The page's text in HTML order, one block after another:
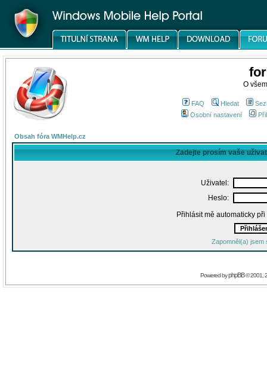
O
FAQ Hledat
Osobní nastavení
Obsah fóra WMHelp.cz
Zadejte prosím vaše
Uživatel:
Heslo:
Přihlásit mě automaticky
Zapomněl(a) jsem
Powered byphpBB© 2001,